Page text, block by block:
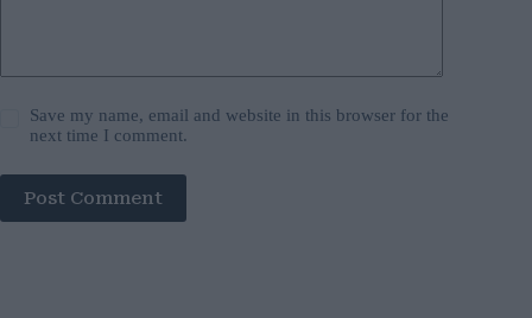
Save my name, email and website in this browser for the
next time I comment.
Post Comment